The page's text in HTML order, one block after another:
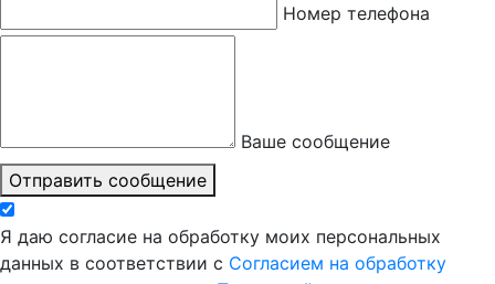
Номер телефона
Ваше сообщение
Отправить сообщение
Я даю согласие на обработку моих персональных
данных в соответствии с Согласием на обработку